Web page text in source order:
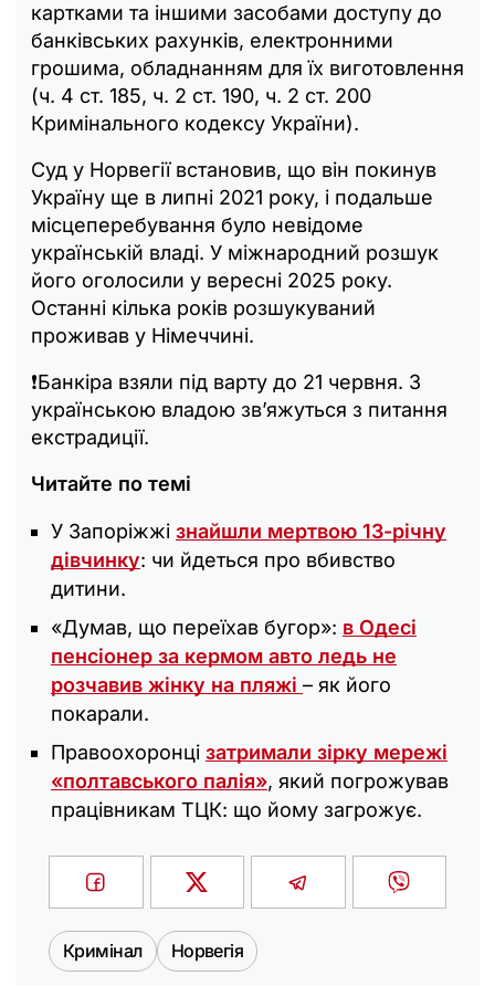
картками та іншими засобами доступу до
банківських рахунків, електронними
грошима, обладнанням для їх виготовлення
(ч. 4 ст. 185, ч. 2 ст. 190, ч. 2 ст. 200
Кримінального кодексу України).
Суд у Норвегії встановив, що він покинув
Україну ще в липні 2021 року, і подальше
місцеперебування було невідоме
українській владі. У міжнародний розшук
його оголосили у вересні 2025 року.
Останні кілька років розшукуваний
проживав у Німеччині.
❗️Банкіра взяли під варту до 21 червня. З
українською владою зв’яжуться з питання
екстрадиції.
Читайте по темі
У Запоріжжі знайшли мертвою 13-річну
дівчинку: чи йдеться про вбивство
дитини.
«Думав, що переїхав бугор»: в Одесі
пенсіонер за кермом авто ледь не
розчавив жінку на пляжі – як його
покарали.
Правоохоронці затримали зірку мережі
«полтавського палія», який погрожував
працівникам ТЦК: що йому загрожує.
Кримінал Норвегія